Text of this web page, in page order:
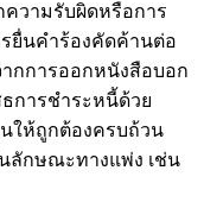
ความรับผิดหรือการ
ยื่นคำร้องคัดค้านต่อ
กการออกหนังสือบอก
การชำระหนี้ด้วย
ให้ถูกต้องครบถ้วน
ลักษณะทางแพ่ง เช่น